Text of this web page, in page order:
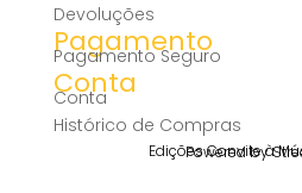
Devoluções
Pagamento
Pagamento Seguro
Conta
Conta
Histórico de Compras
Edições Convite à
Powered by